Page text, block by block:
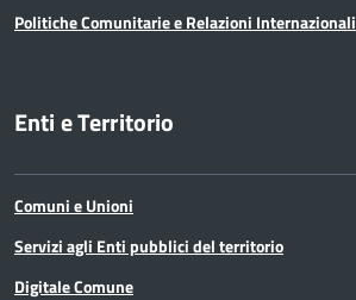
Politiche Comunitarie e Relazioni Internazionali
Enti e Territorio
Comuni e Unioni
Servizi agli Enti pubblici del territorio
Digitale Comune